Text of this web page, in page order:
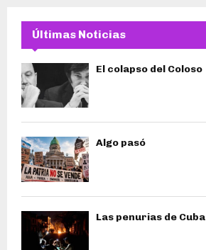
Últimas Noticias
El colapso del Coloso
Algo pasó
Las penurias de Cuba